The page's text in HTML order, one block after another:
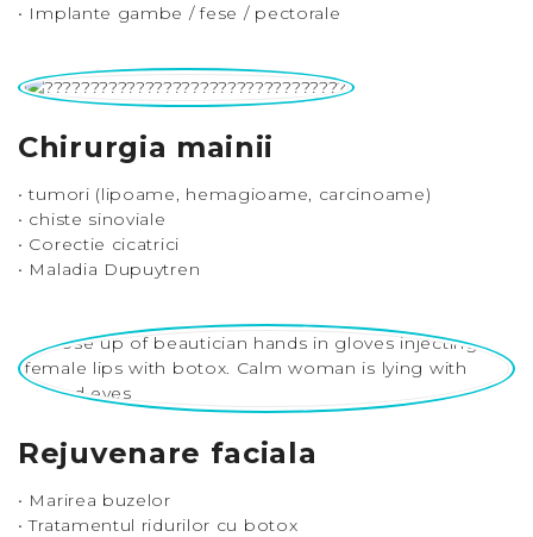
• Implante gambe / fese / pectorale
Chirurgia mainii
• tumori (lipoame, hemagioame, carcinoame)
• chiste sinoviale
• Corectie cicatrici
• Maladia Dupuytren
Rejuvenare faciala
• Marirea buzelor
• Tratamentul ridurilor cu botox